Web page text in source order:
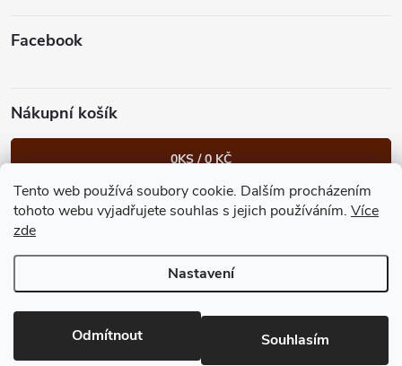
Tento web používá soubory cookie. Dalším procházením
tohoto webu vyjadřujete souhlas s jejich používáním. Více
zde
Nastavení
Odmítnout Souhlasím
Facebook
Nákupní košík
0KS /0 KČ
Heureka.cz Facebook Instagram Bonvolo - přidej se taky
Vytvořil Shoptet Premium
GastroKlub.cz. Všechna práva vyhrazena.
nastavení cookies